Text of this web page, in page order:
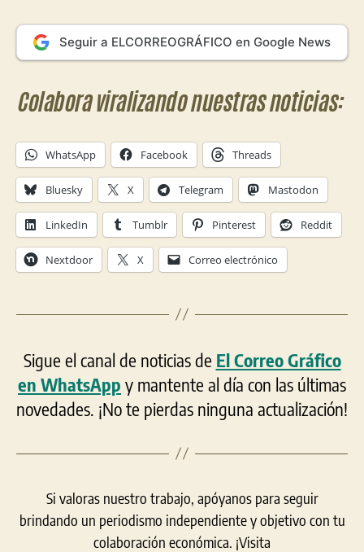
Seguir a ELCORREOGRÁFICO en Google News
Colabora viralizando nuestras noticias:
WhatsApp Facebook Threads
Bluesky X Telegram Mastodon
LinkedIn Tumblr Pinterest Reddit
Nextdoor X Correo electrónico
Sigue el canal de noticias de El Correo Gráfico
en WhatsApp y mantente al día con las últimas
novedades. ¡No te pierdas ninguna actualización!
Si valoras nuestro trabajo, apóyanos para seguir
brindando un periodismo independiente y objetivo con tu
colaboración económica. ¡Visita